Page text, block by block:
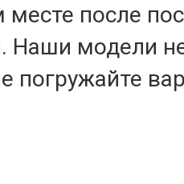
месте после
Наши модели
погружайте